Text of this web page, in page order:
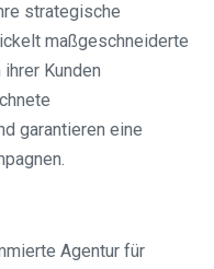
strategische
maßgeschneiderte
Kunden
garantieren eine
Agentur für